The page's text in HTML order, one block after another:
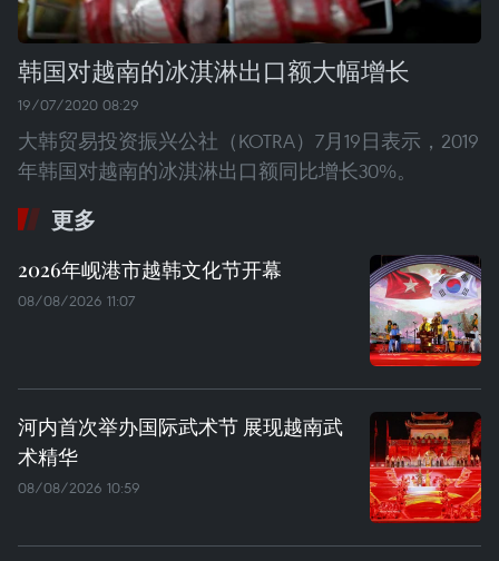
韩国对越南的冰淇淋出口额大幅增长
19/07/2020 08:29
大韩贸易投资振兴公社（KOTRA）7月19日表示，2019
年韩国对越南的冰淇淋出口额同比增长30%。
更多
2026年岘港市越韩文化节开幕
08/08/2026 11:07
河内首次举办国际武术节 展现越南武
术精华
08/08/2026 10:59